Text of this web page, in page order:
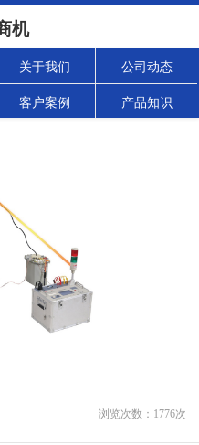
机
关于我们 公司动态
客户案例 产品知识
浏览次数： 1776次